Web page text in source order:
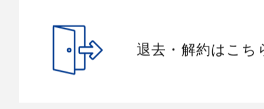
退去・解約はこち